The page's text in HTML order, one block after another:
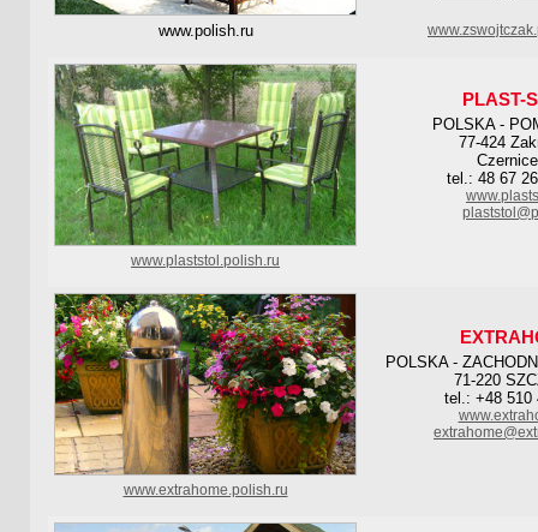
www.polish.ru
PLAST-
POLSKA -
77-424
tel.: 48 67
www.plaststol.polish.ru
POLSKA -
71-220
tel.: +48 510
www.extrahome.polish.ru